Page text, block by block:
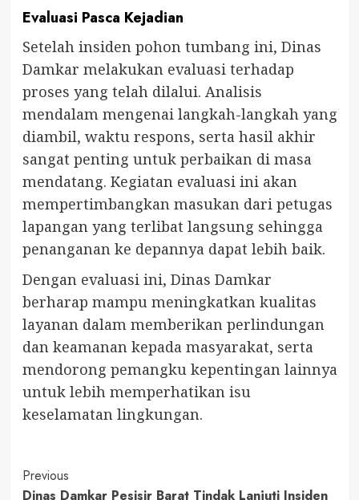
Evaluasi Pasca Kejadian
Setelah insiden pohon tumbang ini, Dinas
Damkar melakukan evaluasi terhadap
proses yang telah dilalui. Analisis
mendalam mengenai langkah-langkah yang
diambil, waktu respons, serta hasil akhir
sangat penting untuk perbaikan di masa
mendatang. Kegiatan evaluasi ini akan
mempertimbangkan masukan dari petugas
lapangan yang terlibat langsung sehingga
penanganan ke depannya dapat lebih baik.
Dengan evaluasi ini, Dinas Damkar
berharap mampu meningkatkan kualitas
layanan dalam memberikan perlindungan
dan keamanan kepada masyarakat, serta
mendorong pemangku kepentingan lainnya
untuk lebih memperhatikan isu
keselamatan lingkungan.
Post
Previous
Dinas Damkar Pesisir Barat Tindak Lanjuti Insiden